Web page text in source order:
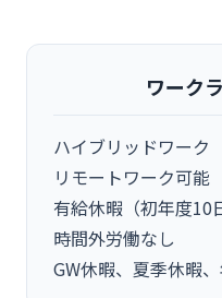
ワーク
ハイブリッドワーク
リモートワーク可能
有給休暇（初年度10
時間外労働なし
GW休暇、夏季休暇